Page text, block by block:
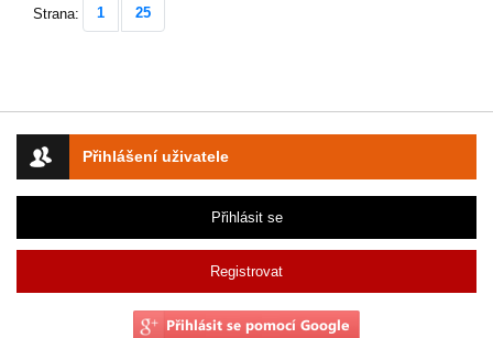
Přihlášení uživatele
Přihlásit se
Registrovat
Strana: 1 25